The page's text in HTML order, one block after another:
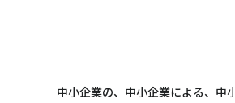
中小企業の、中小企業による、中